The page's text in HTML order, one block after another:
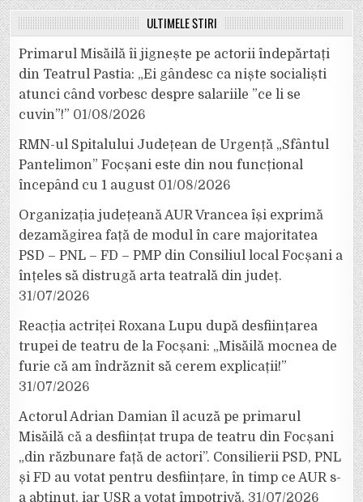
ULTIMELE ȘTIRI
Primarul Misăilă îi jignește pe actorii îndepărtați
din Teatrul Pastia: „Ei gândesc ca niște socialiști
atunci când vorbesc despre salariile ”ce li se
cuvin”!” 01/08/2026
RMN-ul Spitalului Județean de Urgență „Sfântul
Pantelimon” Focșani este din nou funcțional
începând cu 1 august 01/08/2026
Organizația județeană AUR Vrancea își exprimă
dezamăgirea față de modul în care majoritatea
PSD – PNL – FD – PMP din Consiliul local Focșani a
înțeles să distrugă arta teatrală din județ.
31/07/2026
Reacția actriței Roxana Lupu după desființarea
trupei de teatru de la Focșani: „Misăilă mocnea de
furie că am îndrăznit să cerem explicații!”
31/07/2026
Actorul Adrian Damian îl acuză pe primarul
Misăilă că a desființat trupa de teatru din Focșani
„din răzbunare față de actori”. Consilierii PSD, PNL
și FD au votat pentru desființare, în timp ce AUR s-
a abținut, iar USR a votat împotrivă. 31/07/2026